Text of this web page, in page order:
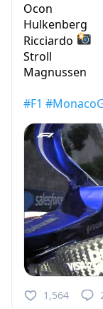
Ocon
Hulkenberg
Ricciardo
Stroll
Magnussen
#F1
1,564